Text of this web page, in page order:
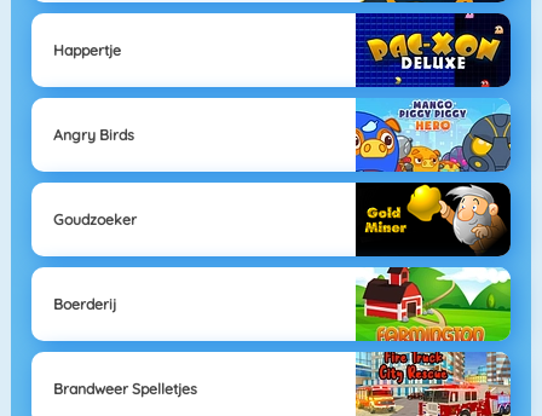
Happertje
Angry Birds
Goudzoeker
Boerderij
Brandweer Spelletjes